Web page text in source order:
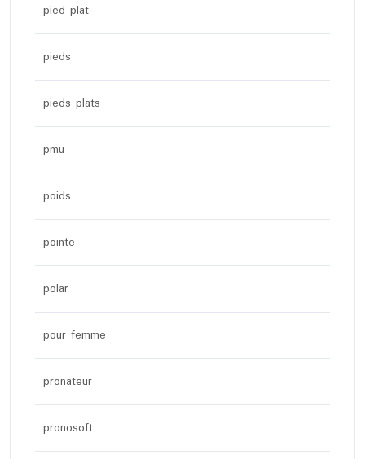
pied plat
pieds
pieds plats
pmu
poids
pointe
polar
pour femme
pronateur
pronosoft